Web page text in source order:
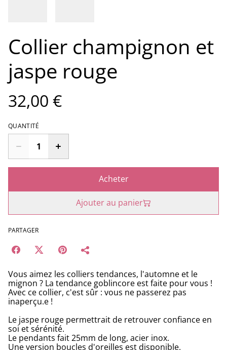
Collier champignon et
jaspe rouge
32,00 €
QUANTITÉ
Acheter
Ajouter au panier
PARTAGER
Vous aimez les colliers tendances, l'automne et le
mignon ? La tendance goblincore est faite pour vous !
Avec ce collier, c'est sûr : vous ne passerez pas
inaperçu.e !
Le jaspe rouge permettrait de retrouver confiance en
soi et sérénité.
Le pendants fait 25mm de long, acier inox.
Une version boucles d'oreilles est disponible.